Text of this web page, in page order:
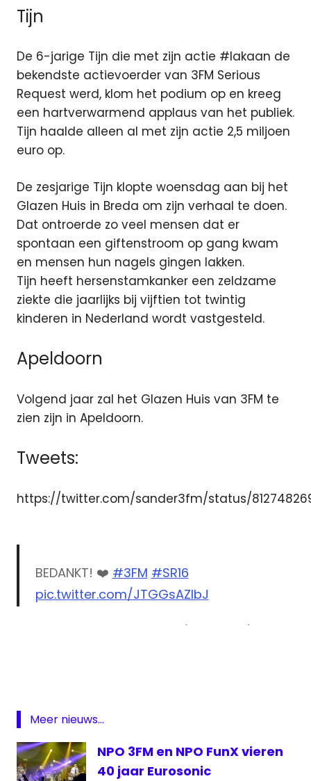
Tijn
De 6-jarige Tijn die met zijn actie #lakaan de
bekendste actievoerder van 3FM Serious
Request werd, klom het podium op en kreeg
een hartverwarmend applaus van het publiek.
Tijn haalde alleen al met zijn actie 2,5 miljoen
euro op.
De zesjarige Tijn klopte woensdag aan bij het
Glazen Huis in Breda om zijn verhaal te doen.
Dat ontroerde zo veel mensen dat er
spontaan een giftenstroom op gang kwam
en mensen hun nagels gingen lakken.
Tijn heeft hersenstamkanker een zeldzame
ziekte die jaarlijks bij vijftien tot twintig
kinderen in Nederland wordt vastgesteld.
Apeldoorn
Volgend jaar zal het Glazen Huis van 3FM te
zien zijn in Apeldoorn.
Tweets:
https://twitter.com/sander3fm/status/
BEDANKT! ❤️ #3FM #SR16
pic.twitter.com/JTGGsAZlbJ
Verschuuren
ezine
Meer nieuws...
NPO 3FM en NPO FunX vieren
40 jaar Eurosonic